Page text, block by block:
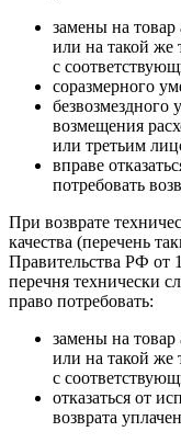
замены на
или на такой же
с
соразмерного
безвозмездного
возмещения
или третьим
вправе
потребовать
При возврате
качества (перечень
Правительства РФ от
перечня технически
право потребовать:
замены на
или на такой же
с
отказаться от
возврата